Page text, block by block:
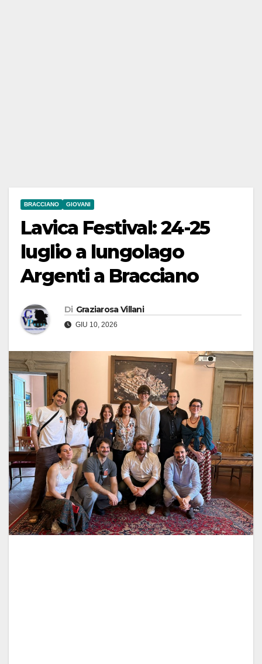
BRACCIANO GIOVANI
Lavica Festival: 24-25
luglio a lungolago
Argenti a Bracciano
Di Graziarosa Villani
GIU 10, 2026